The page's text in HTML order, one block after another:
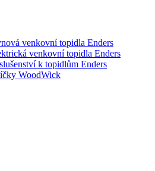
venkovní topidla Enders
venkovní topidla Enders
k topidlům Enders
WoodWick